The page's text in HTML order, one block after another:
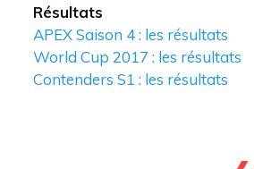
Résultats
APEX Saison 4 : les résultats
World Cup 2017 : les résultats
Contenders S1 : les résultats